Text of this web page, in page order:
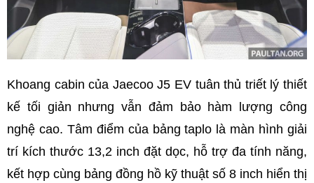
Khoang cabin của Jaecoo J5 EV tuân thủ triết lý thiết
kế tối giản nhưng vẫn đảm bảo hàm lượng công
nghệ cao. Tâm điểm của bảng taplo là màn hình giải
trí kích thước 13,2 inch đặt dọc, hỗ trợ đa tính năng,
kết hợp cùng bảng đồng hồ kỹ thuật số 8 inch hiển thị